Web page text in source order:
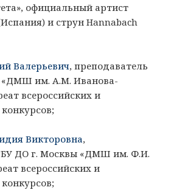
официальный артист
и струн Hannabach
Валерьевич, преподаватель
«ДМШ им. А.М. Иванова-
всероссийских и
Викторовна,
ДО г. Москвы «ДМШ им. Ф.И.
всероссийских и